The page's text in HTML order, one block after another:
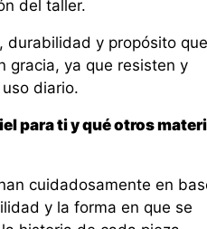
del taller.
durabilidad y propósito que
gracia, ya que resisten y
diario.
para ti y qué otros
cuidadosamente en
y la forma en que se